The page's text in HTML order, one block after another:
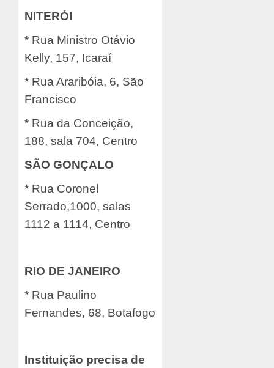
NITERÓI
* Rua Ministro Otávio
Kelly, 157, Icaraí
* Rua Araribóia, 6, São
Francisco
* Rua da Conceição,
188, sala 704, Centro
SÃO GONÇALO
* Rua Coronel
Serrado,1000, salas
1112 a 1114, Centro
RIO DE JANEIRO
* Rua Paulino
Fernandes, 68, Botafogo
Instituição precisa de